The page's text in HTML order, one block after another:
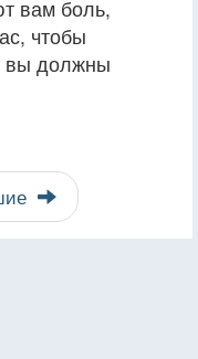
вам боль,
чтобы
вы должны